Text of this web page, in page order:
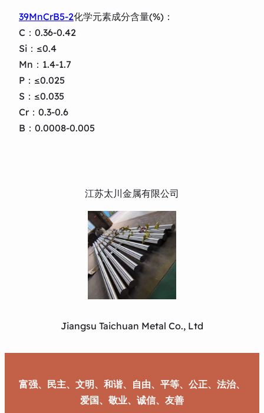
39MnCrB5-2化学元素成分含量(%)：
C：0.36-0.42
Si：≤0.4
Mn：1.4-1.7
P：≤0.025
S：≤0.035
Cr：0.3-0.6
B：0.0008-0.005
江苏太川金属有限公司
Jiangsu Taichuan Metal Co., Ltd
富强、民主、文明、和谐、自由、平等、公正、法治、
爱国、敬业、诚信、友善